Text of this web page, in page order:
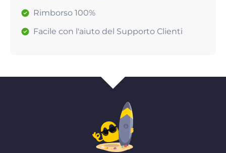
Rimborso 100%
Facile con l'aiuto del Supporto Clienti